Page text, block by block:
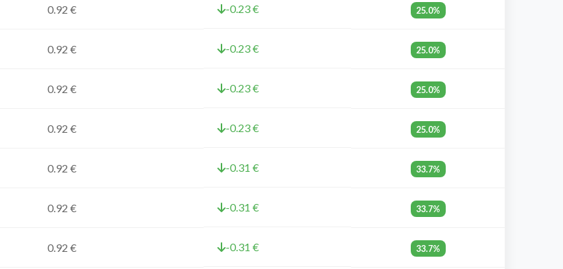
0.92 € -0.23 € 25.0%
0.92 € -0.23 € 25.0%
0.92 € -0.23 € 25.0%
0.92 € -0.23 € 25.0%
0.92 € -0.31 € 33.7%
0.92 € -0.31 € 33.7%
0.92 € -0.31 € 33.7%